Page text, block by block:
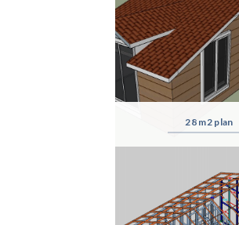
28 m2 plan